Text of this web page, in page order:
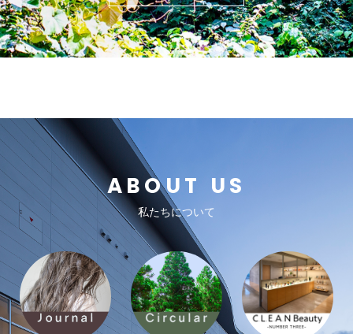
ABOUT US
私たちについて